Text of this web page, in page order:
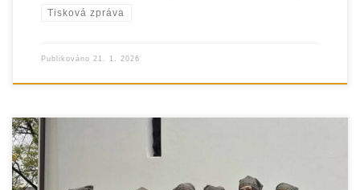
Tisková zpráva
Publikováno 21. 1. 2026